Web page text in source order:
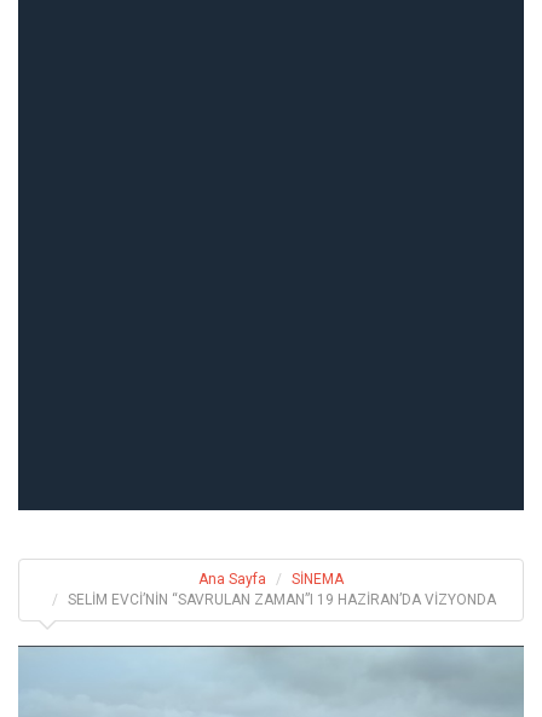
Ana Sayfa
SİNEMA
SELİM EVCİ’NİN “SAVRULAN ZAMAN”I 19 HAZİRAN’DA VİZYONDA